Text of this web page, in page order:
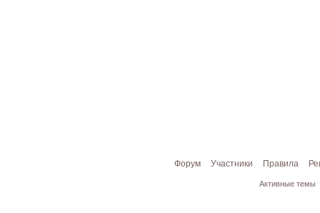
Форум Участники Правила
Активные темы